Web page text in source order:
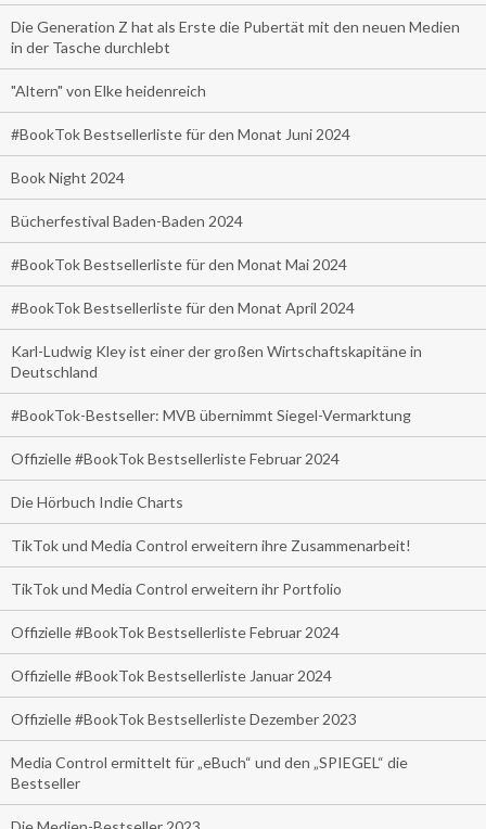
Die Generation Z hat als Erste die Pubertät mit den neuen Medien
in der Tasche durchlebt
"Altern" von Elke heidenreich
#BookTok Bestsellerliste für den Monat Juni 2024
Book Night 2024
Bücherfestival Baden-Baden 2024
#BookTok Bestsellerliste für den Monat Mai 2024
#BookTok Bestsellerliste für den Monat April 2024
Karl-Ludwig Kley ist einer der großen Wirtschaftskapitäne in
Deutschland
#BookTok-Bestseller: MVB übernimmt Siegel-Vermarktung
Offizielle #BookTok Bestsellerliste Februar 2024
Die Hörbuch Indie Charts
TikTok und Media Control erweitern ihre Zusammenarbeit!
TikTok und Media Control erweitern ihr Portfolio
Offizielle #BookTok Bestsellerliste Februar 2024
Offizielle #BookTok Bestsellerliste Januar 2024
Offizielle #BookTok Bestsellerliste Dezember 2023
Media Control ermittelt für „eBuch“ und den „SPIEGEL“ die
Bestseller